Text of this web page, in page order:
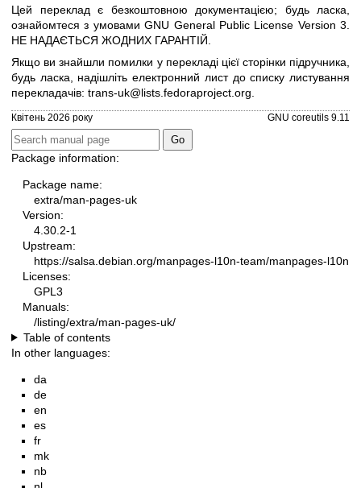
Цей переклад є безкоштовною документацією; будь ласка,
ознайомтеся з умовамиGNU General Public License Version 3
НЕ НАДАЄТЬСЯ ЖОДНИХ ГАРАНТІЙ.
Якщо ви знайшли помилки у перекладі цієї сторінки підручника,
будь ласка, надішліть електронний лист до списку листування
перекладачів: trans-uk@lists.fedoraproject.org.
Квітень 2026 року GNU coreutils 9.11
Package information:
Package name:
extra/man-pages-uk
Version:
4.30.2-1
Upstream:
https://salsa.debian.org/manpages-l10n-team/manpages-l10n
Licenses:
GPL3
Manuals:
/listing/extra/man-pages-uk/
Table of contents
In other languages:
da
de
en
es
fr
mk
nb